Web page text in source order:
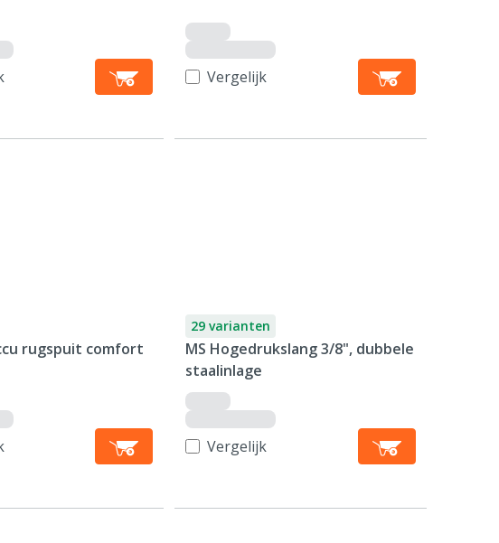
Vergelijk
rugspuit comfort
29 varianten
MS Hogedrukslang 3/8", dubbele
staalinlage
Vergelijk